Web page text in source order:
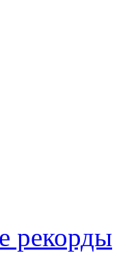
рекорды